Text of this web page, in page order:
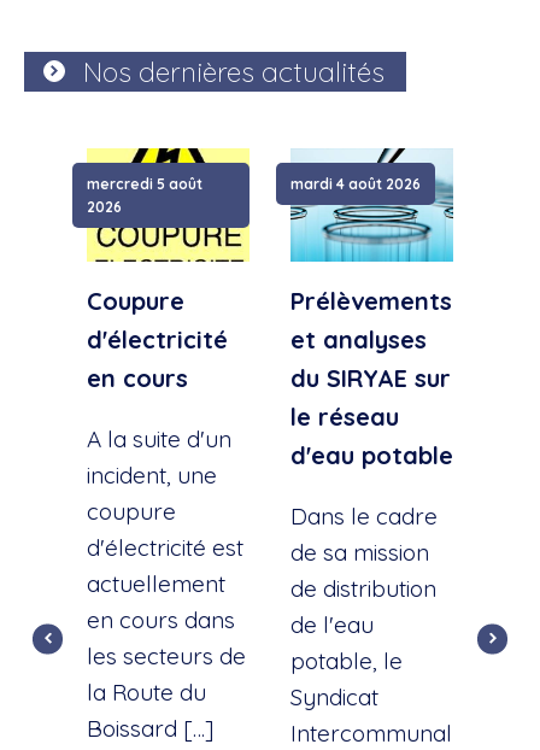
Nos dernières actualités
mercredi 5 août
2026
Coupure
d'électricité
en cours
A la suite d'un
incident, une
coupure
d'électricité est
actuellement
en cours dans
les secteurs de
la Route du
Boissard […]
mardi 4 août 2026
Prélèvements
et analyses
du SIRYAE sur
le réseau
d'eau potable
Dans le cadre
de sa mission
de distribution
de l'eau
potable, le
Syndicat
Intercommunal